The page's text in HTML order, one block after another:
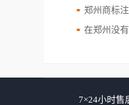
郑州商标
在郑州没
7×24小时售